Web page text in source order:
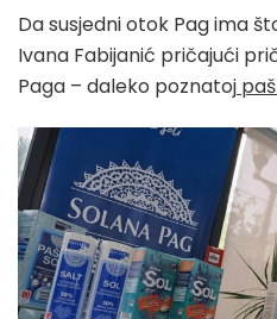
Da susjedni otok Pag ima
Ivana Fabijanić pričajući
Paga – daleko poznatoj